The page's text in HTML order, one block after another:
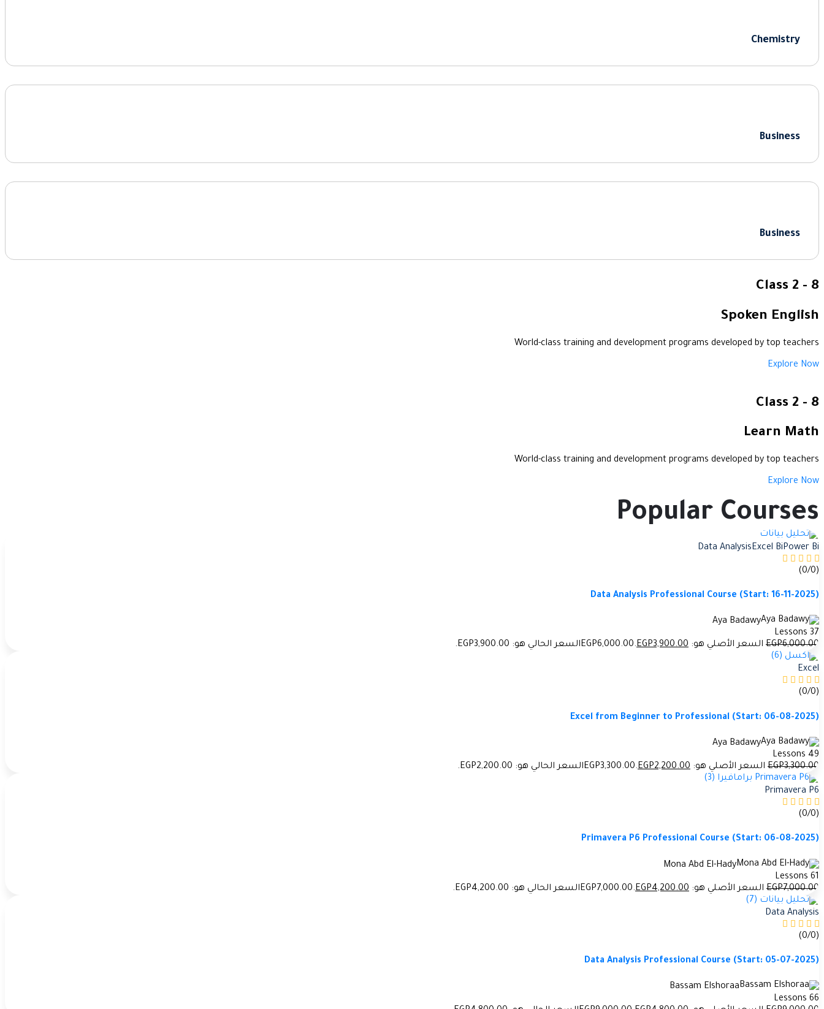
Chemistry
Business
Business
Class 2 - 8
Spoken English
World-class training and development programs developed by top teachers
Explore Now
Class 2 - 8
Learn Math
World-class training and development programs developed by top teachers
Explore Now
Popular Courses
Data AnalysisExcel BiPower Bi
(0/0)
Data Analysis Professional Course (Start: 16-11-2025)
Aya Badawy
37 Lessons
EGP6,000.00 السعر الأصلي هو: EGP6,000.00. EGP3,900.00 السعر الحالي هو: EGP3,900.00.
Excel
(0/0)
Excel from Beginner to Professional (Start: 06-08-2025)
Aya Badawy
49 Lessons
EGP3,300.00 السعر الأصلي هو: EGP3,300.00. EGP2,200.00 السعر الحالي هو: EGP2,200.00.
Primavera P6
(0/0)
Primavera P6 Professional Course (Start: 06-08-2025)
Mona Abd El-Hady
61 Lessons
EGP7,000.00 السعر الأصلي هو: EGP7,000.00. EGP4,200.00 السعر الحالي هو: EGP4,200.00.
Data Analysis
(0/0)
Data Analysis Professional Course (Start: 05-07-2025)
Bassam Elshoraa
66 Lessons